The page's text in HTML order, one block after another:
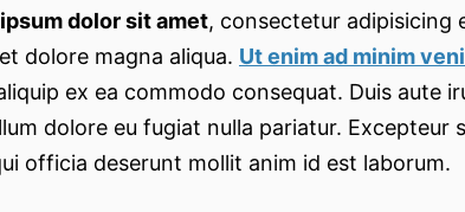
dolor sit amet, consectetur adipisicing
dolore magna aliqua. Ut enim ad minim
ex ea commodo consequat. Duis aute
dolore eu fugiat nulla pariatur.
officia deserunt mollit anim id est laborum.